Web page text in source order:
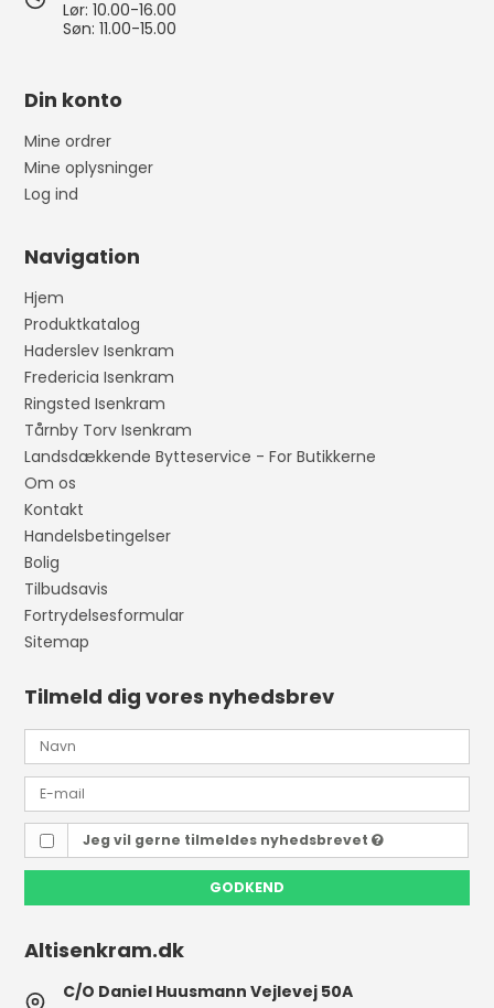
Lør: 10.00-16.00
Søn: 11.00-15.00
Din konto
Mine ordrer
Mine oplysninger
Log ind
Navigation
Hjem
Produktkatalog
Haderslev Isenkram
Fredericia Isenkram
Ringsted Isenkram
Tårnby Torv Isenkram
Landsdækkende Bytteservice - For Butikkerne
Om os
Kontakt
Handelsbetingelser
Bolig
Tilbudsavis
Fortrydelsesformular
Sitemap
Tilmeld dig vores nyhedsbrev
Jeg vil gerne tilmeldes nyhedsbrevet
GODKEND
Altisenkram.dk
C/O Daniel Huusmann Vejlevej 50A